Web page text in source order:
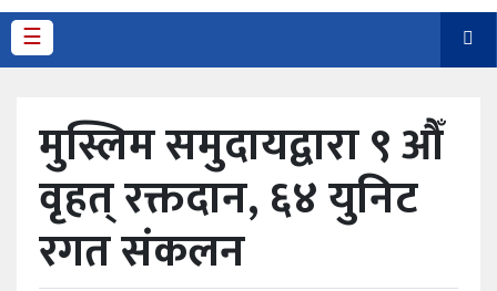
☰
राजनीति
शिक्षा
कृषि
स्वास्थ्य
मुस्लिम समुदायद्वारा ९ औँ
वृहत् रक्तदान, ६४ युनिट
रगत संकलन